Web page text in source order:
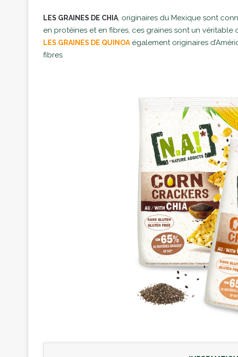
LES GRAINES DE CHIA originaires du Mexique sont
en protéines et en fibres, ces graines sont un
LES GRAINES DE QUINOA également originaires
fibres